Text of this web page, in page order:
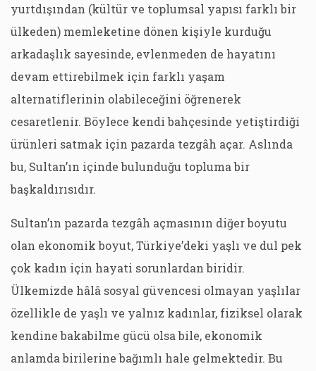
yurtdışından (kültür ve toplumsal yapısı farklı bir
ülkeden) memleketine dönen kişiyle kurduğu
arkadaşlık sayesinde, evlenmeden de hayatını
devam ettirebilmek için farklı yaşam
alternatiflerinin olabileceğini öğrenerek
cesaretlenir. Böylece kendi bahçesinde yetiştirdiği
ürünleri satmak için pazarda tezgâh açar. Aslında
bu, Sultan’ın içinde bulunduğu topluma bir
başkaldırısıdır.
Sultan’ın pazarda tezgâh açmasının diğer boyutu
olan ekonomik boyut, Türkiye’deki yaşlı ve dul pek
çok kadın için hayati sorunlardan biridir.
Ülkemizde hâlâ sosyal güvencesi olmayan yaşlılar
özellikle de yaşlı ve yalnız kadınlar, fiziksel olarak
kendine bakabilme gücü olsa bile, ekonomik
anlamda birilerine bağımlı hale gelmektedir. Bu